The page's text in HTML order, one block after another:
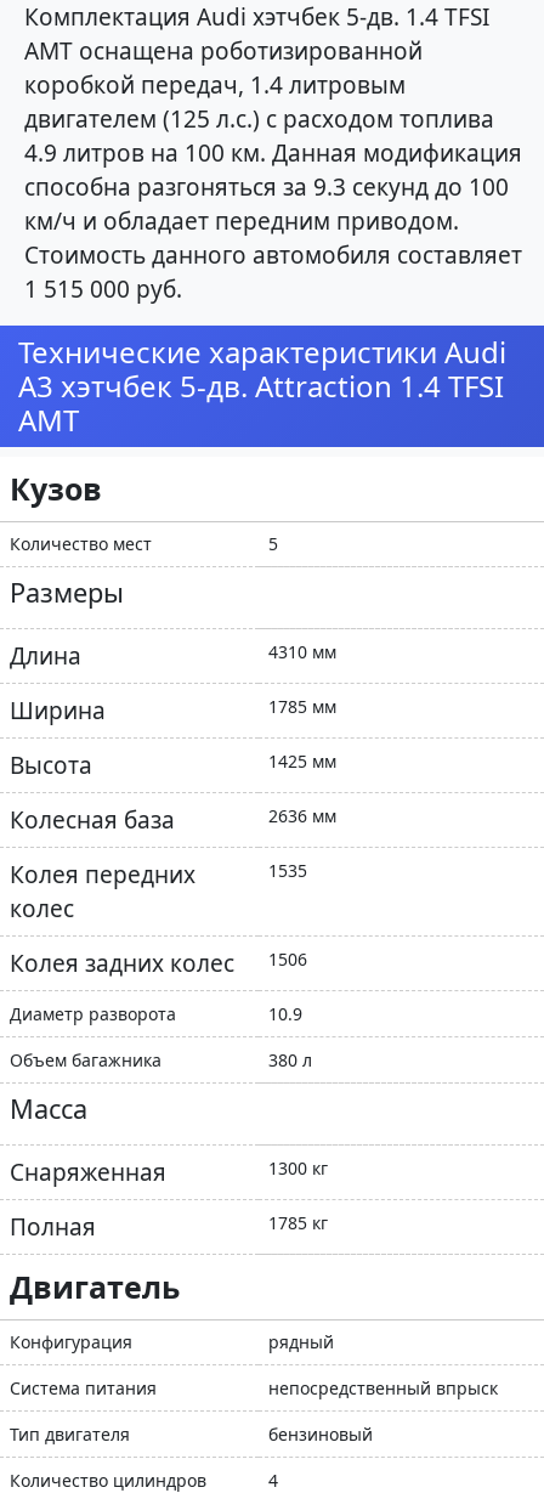
Комплектация Audi хэтчбек 5-дв. 1.4 TFSI
AMT оснащена роботизированной
коробкой передач, 1.4 литровым
двигателем (125 л.с.) с расходом топлива
4.9 литров на 100 км. Данная модификация
способна разгоняться за 9.3 секунд до 100
км/ч и обладает передним приводом.
Стоимость данного автомобиля составляет
1 515 000 руб.
Технические характеристики Audi
A3 хэтчбек 5-дв. Attraction 1.4 TFSI
AMT
Кузов
Количество мест 5
Размеры
Длина 4310 мм
Ширина 1785 мм
Высота 1425 мм
Колесная база 2636 мм
Колея передних
колес
1535
Колея задних колес 1506
Диаметр разворота
10.9
Объем багажника
380 л
Масса
Снаряженная 1300 кг
Полная 1785 кг
Двигатель
Конфигурация
рядный
Система питания
непосредственный впрыск
Тип двигателя
бензиновый
Количество цилиндров
4